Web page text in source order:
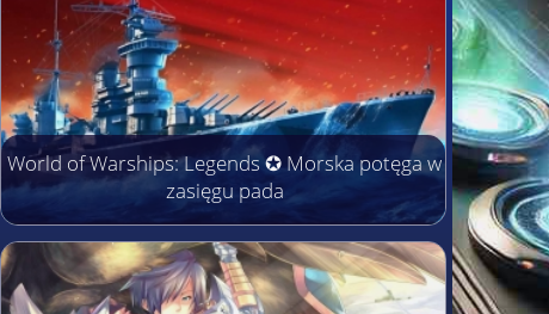
World of Warships: Legends ✪ Morska potęga w
zasięgu pada